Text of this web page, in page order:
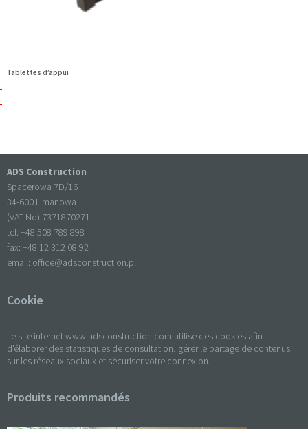
Tablettes d’appui
ADS Construction
Spacerowa 7D/16
34-600 Limanowa
(VAT No) 7371870271
tel: +48 508 789 898
fax: +48 12 312 08 92
email: office@adsconstruction.pl
Cookie
Le site internet www.adsconstruction.com utilise des cookies afin
d'élaborer des statistiques de consultation, gérer le partage de contenus
sur les réseaux sociaux et sécuriser votre connexion.
Produits recommandés